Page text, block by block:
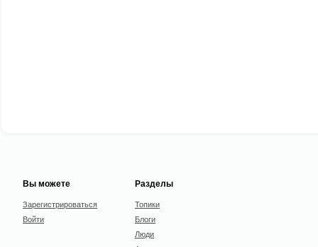
Вы можете
Зарегистрироваться
Войти
Разделы
Топики
Блоги
Люди